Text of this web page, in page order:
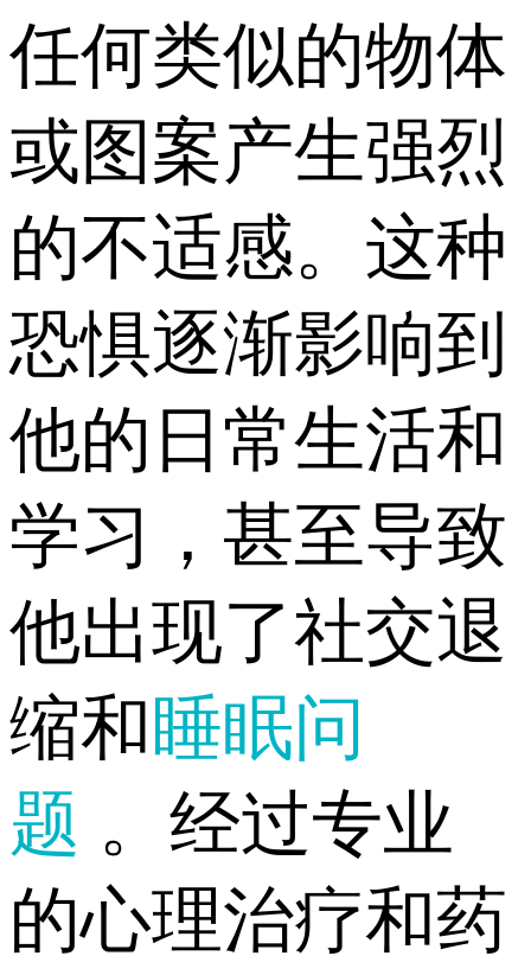
任何类似的物体
或图案产生强烈
的不适感。这种
恐惧逐渐影响到
他的日常生活和
学习，甚至导致
他出现了社交退
缩和睡眠问
题 。经过专业
的心理治疗和药